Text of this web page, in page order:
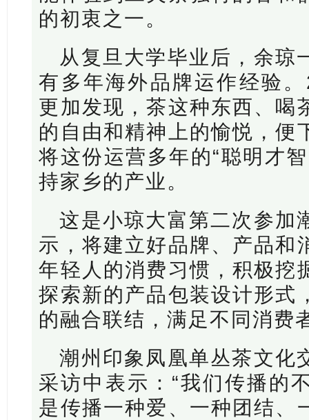
的初衷之一。
从复旦大学毕业后，余琼
有多年海外品牌运作经验
更加发现，茶这种东西、喝
的自由和精神上的愉悦，便
将这份运营多年的“聪明才
持家乡的产业。
这是小琼大富第二次参加
示，将建立好品牌、产品和
年轻人的消费习惯，积极挖
探索新的产品包装设计形式
的融合联结，满足不同消费
潮州印象凤凰单丛茶文化
采访中表示：“我们传播的
是传播一种爱、一种团结、